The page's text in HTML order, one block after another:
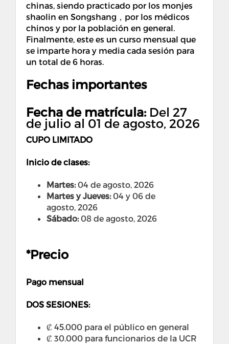
chinas, siendo practicado por los monjes
shaolin en Songshang，por los médicos
chinos y por la población en general.
Finalmente, este es un curso mensual que
se imparte hora y media cada sesión para
un total de 6 horas.
Fechas importantes
Fecha de matrícula: Del 27
de julio al 01 de agosto, 2026
CUPO LIMITADO
Inicio de clases:
Martes:04 de agosto, 2026
Martes y Jueves:04 y 06 de
agosto, 2026
Sábado:08 de agosto, 2026
*Precio
Pago mensual
DOS SESIONES:
₡ 45.000 para el público en general
₡ 30.000 para funcionarios de la UCR